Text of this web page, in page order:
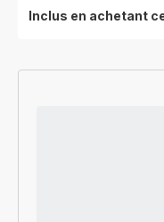
Inclus en achetant